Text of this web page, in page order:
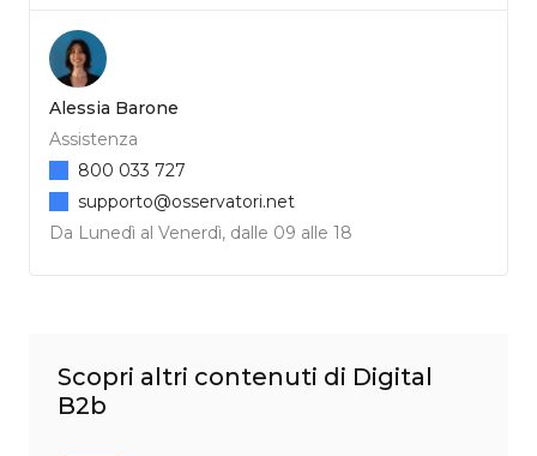
Alessia Barone
Assistenza
Da Lunedì al Venerdì, dalle 09 alle 18
800 033 727
supporto@osservatori.net
Scopri altri contenuti di Digital
B2b